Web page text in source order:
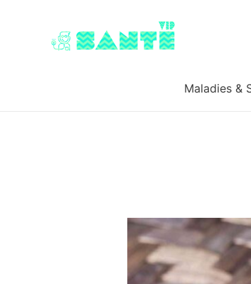
Maladies &